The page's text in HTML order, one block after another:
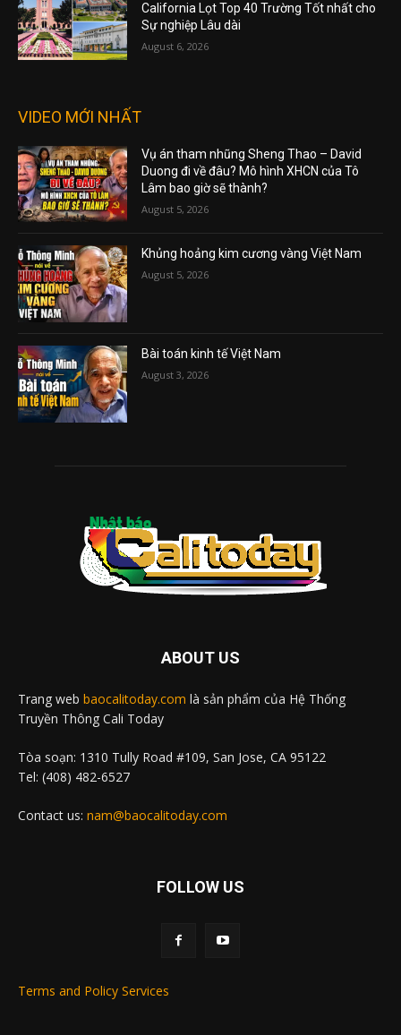
California Lọt Top 40 Trường Tốt nhất cho
Sự nghiệp Lâu dài
August 6, 2026
VIDEO MỚI NHẤT
Vụ án tham nhũng Sheng Thao – David
Duong đi về đâu? Mô hình XHCN của Tô
Lâm bao giờ sẽ thành?
August 5, 2026
Khủng hoảng kim cương vàng Việt Nam
August 5, 2026
Bài toán kinh tế Việt Nam
August 3, 2026
ABOUT US
Trang web baocalitoday.com là sản phẩm của Hệ Thống
Truyền Thông Cali Today
Tòa soạn: 1310 Tully Road #109, San Jose, CA 95122
Tel: (408) 482-6527
Contact us: nam@baocalitoday.com
FOLLOW US
Terms and Policy Services